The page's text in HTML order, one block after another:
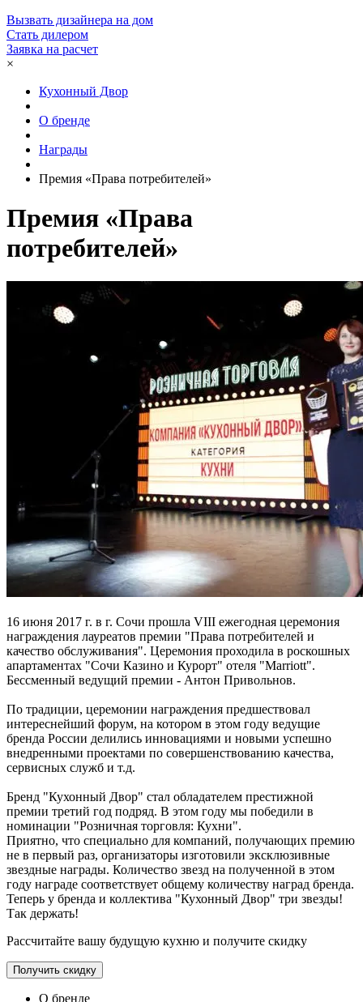
Вызвать дизайнера на дом
Стать дилером
Заявка на расчет
×
Кухонный Двор
О бренде
Награды
Премия «Права потребителей»
Премия «Права
потребителей»
16 июня 2017 г. в г. Сочи прошла VIII ежегодная церемония
награждения лауреатов премии "Права потребителей и
качество обслуживания". Церемония проходила в роскошных
апартаментах "Сочи Казино и Курорт" отеля "Marriott".
Бессменный ведущий премии - Антон Привольнов.
По традиции, церемонии награждения предшествовал
интереснейший форум, на котором в этом году ведущие
бренда России делились инновациями и новыми успешно
внедренными проектами по совершенствованию качества,
сервисных служб и т.д.
Бренд "Кухонный Двор" стал обладателем престижной
премии третий год подряд. В этом году мы победили в
номинации "Розничная торговля: Кухни".
Приятно, что специально для компаний, получающих премию
не в первый раз, организаторы изготовили эксклюзивные
звездные награды. Количество звезд на полученной в этом
году награде соответствует общему количеству наград бренда.
Теперь у бренда и коллектива "Кухонный Двор" три звезды!
Так держать!
Рассчитайте вашу будущую кухню и получите скидку
Получить скидку
О бренде